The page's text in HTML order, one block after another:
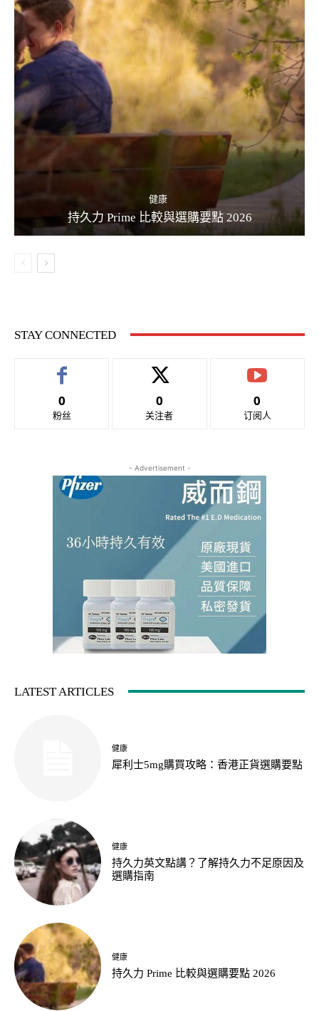
健康
持久力 Prime 比較與選購要點 2026
STAY CONNECTED
0
粉丝
0
关注者
0
订阅人
- Advertisement -
LATEST ARTICLES
健康
犀利士5mg購買攻略：香港正貨選購要點
健康
持久力英文點講？了解持久力不足原因及
選購指南
健康
持久力 Prime 比較與選購要點 2026